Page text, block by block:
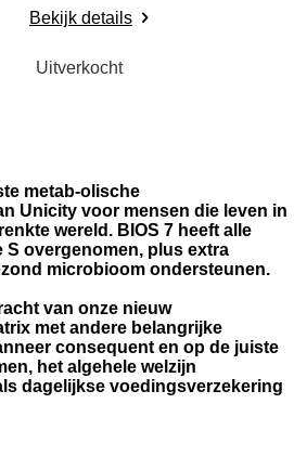
Bekijk details
Uitverkocht
metab-olische
Unicity voor mensen die leven in
wereld. BIOS 7 heeft alle
S overgenomen, plus extra
microbioom ondersteunen.
van onze nieuw
met andere belangrijke
consequent en op de juiste
het algehele welzijn
dagelijkse voedingsverzekering